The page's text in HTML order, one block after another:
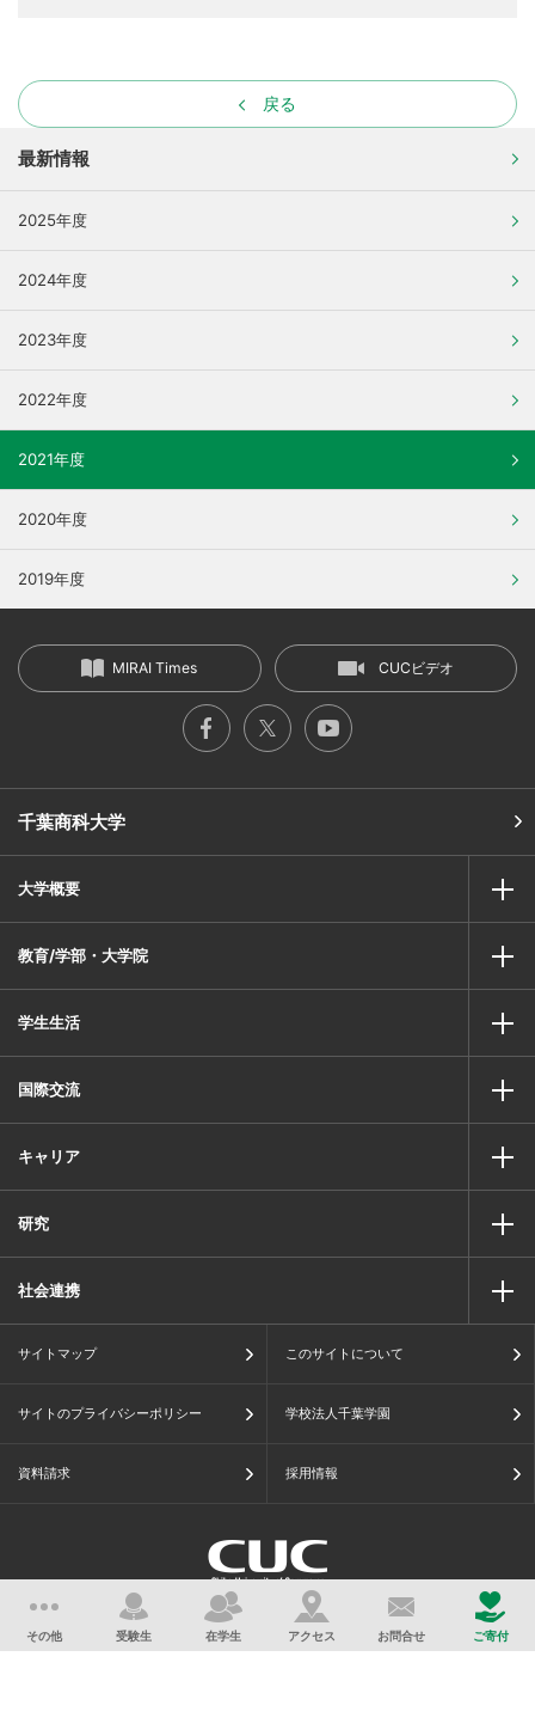
戻る
最新情報
2025年度
2024年度
2023年度
2022年度
2021年度
2020年度
2019年度
千葉商科大学
MIRAI Times CUCビデオ
大学概要
教育/学部・大学院
学生生活
国際交流
キャリア
研究
社会連携
サイトマップ このサイトについて
サイトのプライバシーポリシー 学校法人千葉学園
資料請求 採用情報
学校法人千葉学園 千葉商科大学
千葉県市川市国府台(こうのだい)1-3-1
その他 受験生 在学生 アクセス お問合せ ご寄付